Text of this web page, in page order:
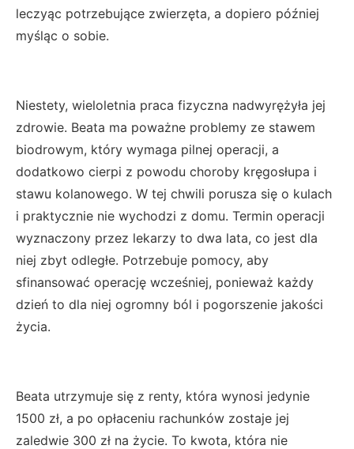
leczyąc potrzebujące zwierzęta, a dopiero później
myśląc o sobie.
Niestety, wieloletnia praca fizyczna nadwyrężyła jej
zdrowie. Beata ma poważne problemy ze stawem
biodrowym, który wymaga pilnej operacji, a
dodatkowo cierpi z powodu choroby kręgosłupa i
stawu kolanowego. W tej chwili porusza się o kulach
i praktycznie nie wychodzi z domu. Termin operacji
wyznaczony przez lekarzy to dwa lata, co jest dla
niej zbyt odległe. Potrzebuje pomocy, aby
sfinansować operację wcześniej, ponieważ każdy
dzień to dla niej ogromny ból i pogorszenie jakości
życia.
Beata utrzymuje się z renty, która wynosi jedynie
1500 zł, a po opłaceniu rachunków zostaje jej
zaledwie 300 zł na życie. To kwota, która nie